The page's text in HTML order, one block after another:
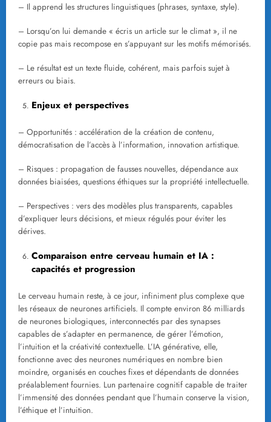
– Il apprend les structures linguistiques (phrases, syntaxe, style).
– Lorsqu’on lui demande « écris un article sur le climat », il ne
copie pas mais recompose en s’appuyant sur les motifs mémorisés.
– Le résultat est un texte fluide, cohérent, mais parfois sujet à
erreurs ou biais.
Enjeux et perspectives
– Opportunités : accélération de la création de contenu,
démocratisation de l’accès à l’information, innovation artistique.
– Risques : propagation de fausses nouvelles, dépendance aux
données biaisées, questions éthiques sur la propriété intellectuelle.
– Perspectives : vers des modèles plus transparents, capables
d’expliquer leurs décisions, et mieux régulés pour éviter les
dérives.
Comparaison entre cerveau humain et IA :
capacités et progression
Le cerveau humain reste, à ce jour, infiniment plus complexe que
les réseaux de neurones artificiels. Il compte environ 86 milliards
de neurones biologiques, interconnectés par des synapses
capables de s’adapter en permanence, de gérer l’émotion,
l’intuition et la créativité contextuelle. L’IA générative, elle,
fonctionne avec des neurones numériques en nombre bien
moindre, organisés en couches fixes et dépendants de données
préalablement fournies. Lun partenaire cognitif capable de traiter
l’immensité des données pendant que l’humain conserve la vision,
l’éthique et l’intuition.